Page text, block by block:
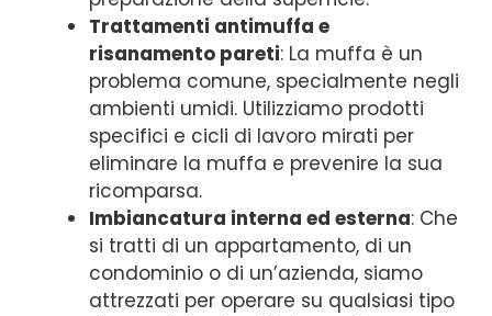
Trattamenti antimuffa e
risanamento pareti: La muffa è un
problema comune, specialmente negli
ambienti umidi. Utilizziamo prodotti
specifici e cicli di lavoro mirati per
eliminare la muffa e prevenire la sua
ricomparsa.
Imbiancatura interna ed esterna: Che
si tratti di un appartamento, di un
condominio o di un’azienda, siamo
attrezzati per operare su qualsiasi tipo